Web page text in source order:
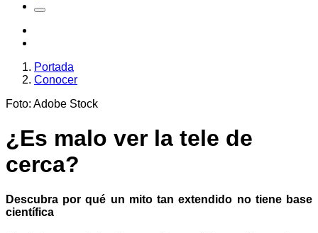
Portada
Conocer
Foto: Adobe Stock
¿Es malo ver la tele de
cerca?
Descubra por qué un mito tan extendido no tiene base
científica